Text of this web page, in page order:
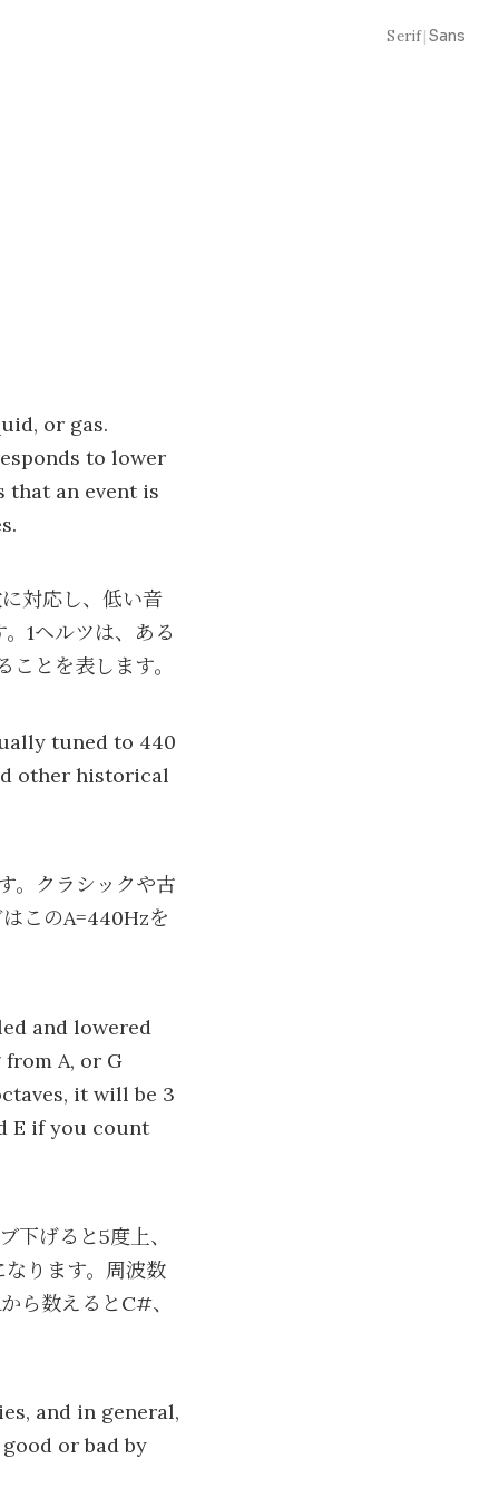
Serif|Sans
or gas.
to lower
that an event is
対応し、低い音
1ヘルツは、ある
とを表します。
tuned to 440
other historical
。クラシックや古
このA=440Hzを
and lowered
A, or G
it will be 3
E if you count
下げると5度上、
ります。周波数
ら数えるとC#、
and in general,
or bad by